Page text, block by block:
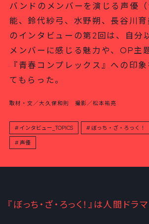
バンドのメンバーを演じる声優（
能、鈴代紗弓、水野朔、長谷川育
のインタビューの第2回は、自分
メンバーに感じる魅力や、OP主
『青春コンプレックス』への印象
てもらった。
取材・文／大久保和則 撮影／松本祐亮
インタビュー_TOPICS ぼっち・ざ・ろっく！
声優
『ぼっち・ざ・ろっく！』は人間ドラマ